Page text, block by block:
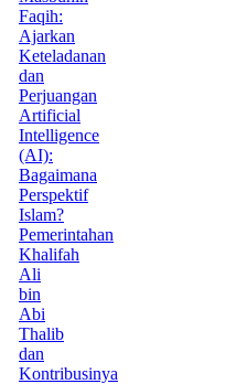
Faqih:
Ajarkan
Keteladanan
dan
Perjuangan
Artificial
Intelligence
(AI):
Bagaimana
Perspektif
Islam?
Pemerintahan
Khalifah
Ali
bin
Abi
Thalib
dan
Kontribusinya